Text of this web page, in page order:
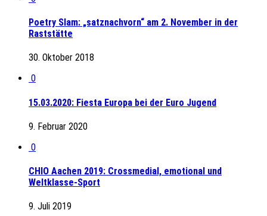
Poetry Slam: „satznachvorn“ am 2. November in der
Raststätte
30. Oktober 2018
0
15.03.2020: Fiesta Europa bei der Euro Jugend
9. Februar 2020
0
CHIO Aachen 2019: Crossmedial, emotional und
Weltklasse-Sport
9. Juli 2019